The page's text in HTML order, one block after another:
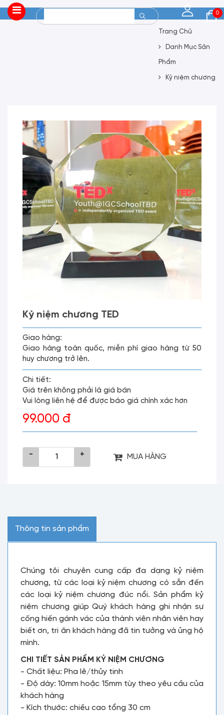
0
Trang Chủ
Danh Mục Sản
Phẩm
Kỷ niệm chương
Kỷ niệm chương TED
Giao hàng:
Giao hàng toàn quốc, miễn phí giao hàng từ 50
huy chương trở lên.
Chi tiết:
Giá trên không phải là giá bán
Vui lòng liên hệ để được báo giá chính xác hơn
99.000 đ
- + MUA HÀNG
Thông tin sản phẩm
Chúng tôi chuyên cung cấp đa dạng kỷ niệm
chương, từ các loại kỷ niệm chương có sẵn đến
các loại kỷ niệm chương đúc nổi. Sản phẩm kỷ
niệm chương giúp Quý khách hàng ghi nhận sự
cống hiến gánh vác của thành viên nhân viên hay
biết ơn, tri ân khách hàng đã tin tưởng và ủng hộ
mình.
CHI TIẾT SẢN PHẨM KỶ NIỆM CHƯƠNG
- Chất liệu: Pha lê/thủy tinh
- Độ dày: 10mm hoặc 15mm tùy theo yêu cầu của
khách hàng
- Kích thước: chiều cao tổng 30 cm